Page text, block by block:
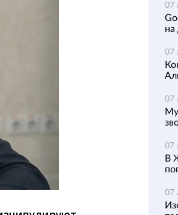
07
на
07
07
07
В
07